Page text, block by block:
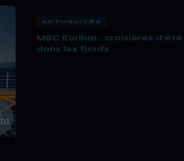
ACTUALITÉS
MSC Euribia : croisières d’été
dans les fjords